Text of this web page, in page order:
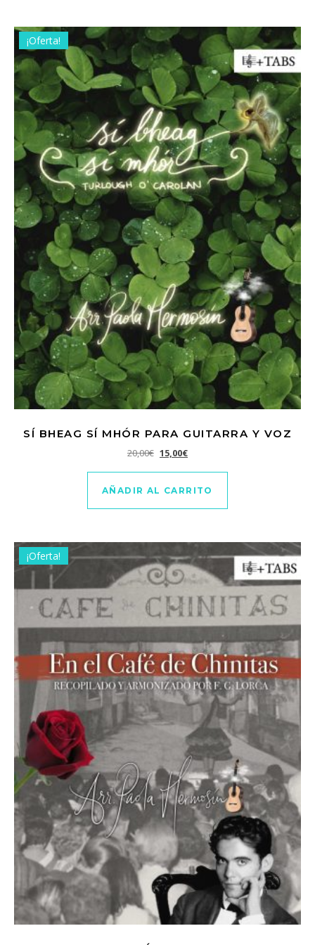
¡Oferta!
SÍ BHEAG SÍ MHÓR PARA GUITARRA Y VOZ
20,00€ El precio original era: 20,00€.
15,00€El precio actual es: 15,00€.
AÑADIR AL CARRITO
¡Oferta!